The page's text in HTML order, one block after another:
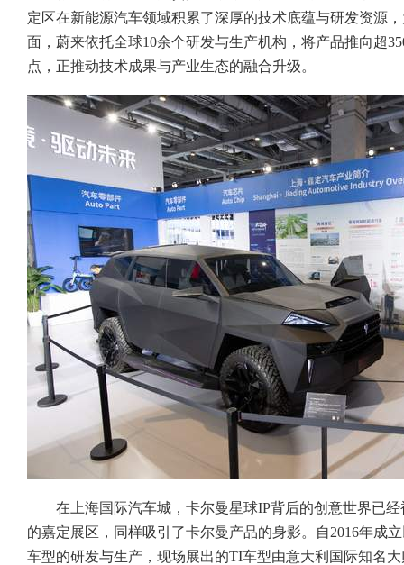
定区在新能源汽车领域积累了深厚的技术底蕴与研发资源
面，蔚来依托全球10余个研发与生产机构，将产品推向超
点，正推动技术成果与产业生态的融合升级。
在上海国际汽车城，卡尔曼星球IP背后的创意世界已
的嘉定展区，同样吸引了卡尔曼产品的身影。自2016年成
车型的研发与生产，现场展出的TI车型由意大利国际知名大